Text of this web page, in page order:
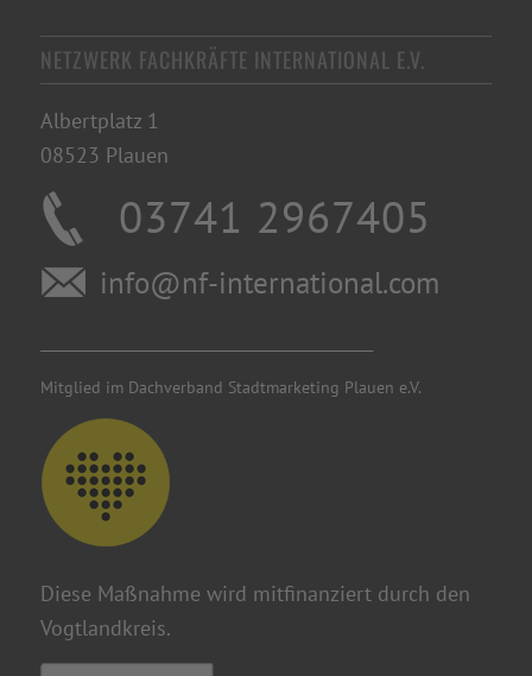
NETZWERK FACHKRÄFTE INTERNATIONAL E.V.
Albertplatz 1
08523 Plauen
03741 2967405
info@nf-international.com
Mitglied im Dachverband Stadtmarketing Plauen e.V.
Diese Maßnahme wird mitfinanziert durch den
Vogtlandkreis.